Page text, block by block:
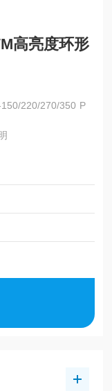
高亮度环形